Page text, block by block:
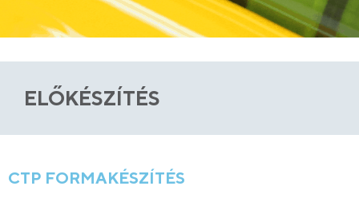
ELŐKÉSZÍTÉS
CTP FORMAKÉSZÍTÉS